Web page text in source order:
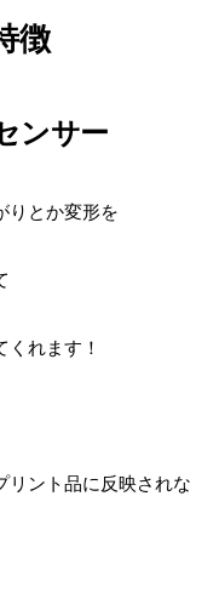
徴
ンサー
りとか変形を
くれます！
リント品に反映されな